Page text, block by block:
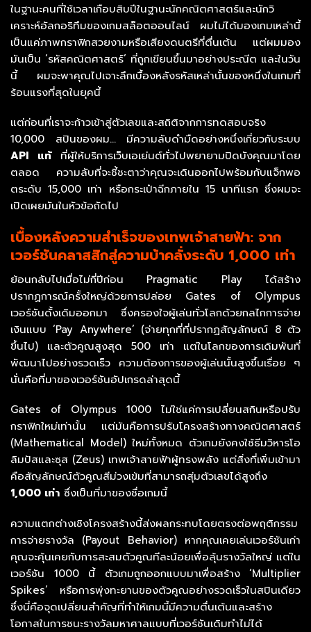
ในฐานะคนที่ใช้เวลาเกือบสิบปีในฐานะนักคณิตศาสตร์และนักวิ
เคราะห์อัลกอริทึมของเกมสล็อตออนไลน์ ผมไม่ได้มองเกมเหล่านี้
เป็นแค่ภาพกราฟิกสวยงามหรือเสียงดนตรีที่ตื่นเต้น แต่ผมมอง
มันเป็น ‘รหัสคณิตศาสตร์’ ที่ถูกเขียนขึ้นมาอย่างประณีต และในวัน
นี้ ผมจะพาคุณไปเจาะลึกเบื้องหลังรหัสเหล่านั้นของหนึ่งในเกมที่
ร้อนแรงที่สุดในยุคนี้
แต่ก่อนที่เราจะก้าวเข้าสู่ตัวเลขและสถิติจากการทดสอบจริง
10,000 สปินของผม… มีความลับดำมืดอย่างหนึ่งเกี่ยวกับระบบ
API แท้ที่ผู้ให้บริการเว็บเอเย่นต์ทั่วไปพยายามปิดบังคุณมาโดย
ตลอด ความลับที่จะชี้ชะตาว่าคุณจะเดินออกไปพร้อมกับแจ็กพอ
ตระดับ 15,000 เท่า หรือกระเป๋าฉีกภายใน 15 นาทีแรก ซึ่งผมจะ
เปิดเผยมันในหัวข้อถัดไป
เบื้องหลังความสำเร็จของเทพเจ้าสายฟ้า: จาก
เวอร์ชันคลาสสิกสู่ความบ้าคลั่งระดับ 1,000 เท่า
ย้อนกลับไปเมื่อไม่กี่ปีก่อน Pragmatic Play ได้สร้าง
ปรากฏการณ์ครั้งใหญ่ด้วยการปล่อย Gates of Olympus
เวอร์ชันดั้งเดิมออกมา ซึ่งครองใจผู้เล่นทั่วโลกด้วยกลไกการจ่าย
เงินแบบ ‘Pay Anywhere’ (จ่ายทุกที่ที่ปรากฏสัญลักษณ์ 8 ตัว
ขึ้นไป) และตัวคูณสูงสุด 500 เท่า แต่ในโลกของการเดิมพันที่
พัฒนาไปอย่างรวดเร็ว ความต้องการของผู้เล่นนั้นสูงขึ้นเรื่อย ๆ
นั่นคือที่มาของเวอร์ชันอัปเกรดล่าสุดนี้
Gates of Olympus 1000 ไม่ใช่แค่การเปลี่ยนสกินหรือปรับ
กราฟิกใหม่เท่านั้น แต่มันคือการปรับโครงสร้างทางคณิตศาสตร์
(Mathematical Model) ใหม่ทั้งหมด ตัวเกมยังคงใช้ธีมวิหารโอ
ลิมปัสและซุส (Zeus) เทพเจ้าสายฟ้าผู้ทรงพลัง แต่สิ่งที่เพิ่มเข้ามา
คือสัญลักษณ์ตัวคูณสีม่วงเข้มที่สามารถสุ่มตัวเลขได้สูงถึง
1,000 เท่า ซึ่งเป็นที่มาของชื่อเกมนี้
ความแตกต่างเชิงโครงสร้างนี้ส่งผลกระทบโดยตรงต่อพฤติกรรม
การจ่ายรางวัล (Payout Behavior) หากคุณเคยเล่นเวอร์ชันเก่า
คุณจะคุ้นเคยกับการสะสมตัวคูณทีละน้อยเพื่อลุ้นรางวัลใหญ่ แต่ใน
เวอร์ชัน 1000 นี้ ตัวเกมถูกออกแบบมาเพื่อสร้าง ‘Multiplier
Spikes’ หรือการพุ่งทะยานของตัวคูณอย่างรวดเร็วในสปินเดียว
ซึ่งนี่คือจุดเปลี่ยนสำคัญที่ทำให้เกมนี้มีความตื่นเต้นและสร้าง
โอกาสในการชนะรางวัลมหาศาลแบบที่เวอร์ชันเดิมทำไม่ได้